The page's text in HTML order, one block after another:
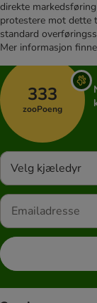
direkte
protestere mot dette
standard
Mer informasjon
333
zooPoeng
Velg kjæledyr